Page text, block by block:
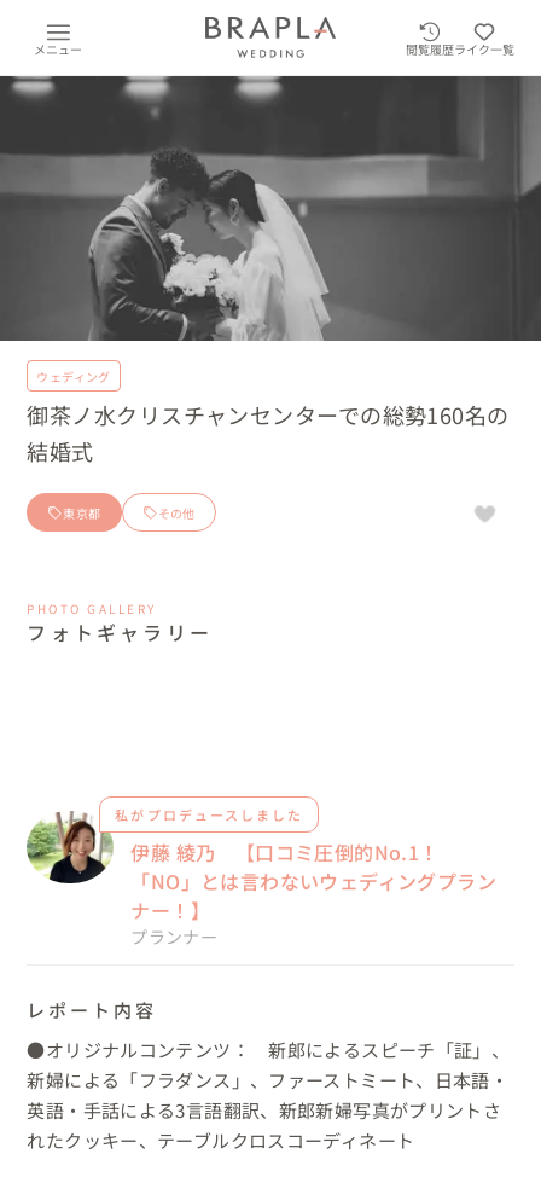
メニュー 閲覧履歴ライク一覧
ウェディング
御茶ノ水クリスチャンセンターでの総勢160名の
結婚式
東京都 その他
PHOTO GALLERY
フォトギャラリー
私がプロデュースしました
伊藤 綾乃 【口コミ圧倒的No.1！
「NO」とは言わないウェディングプラン
ナー！】
プランナー
レポート内容
●オリジナルコンテンツ：　新郎によるスピーチ「証」、
新婦による「フラダンス」、ファーストミート、日本語・
英語・手話による3言語翻訳、新郎新婦写真がプリントさ
れたクッキー、テーブルクロスコーディネート